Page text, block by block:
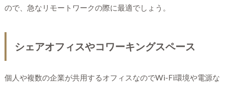
ので、急なリモートワークの際に最適でしょう。
シェアオフィスやコワーキングスペース
個人や複数の企業が共用するオフィスなのでWi-Fi環境や電源な